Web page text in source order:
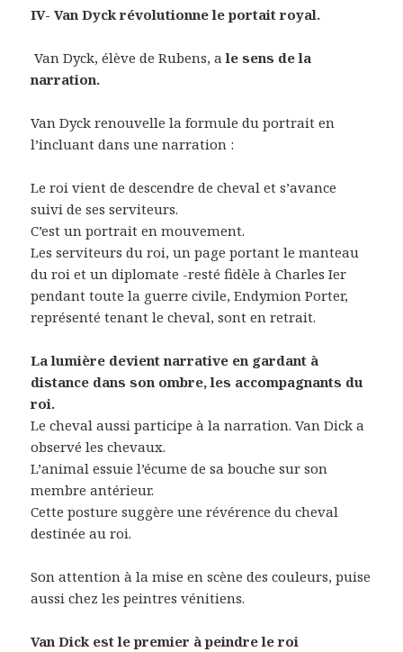
IV- Van Dyck révolutionne le portait royal.
Van Dyck, élève de Rubens, a le sens de la
narration.
Van Dyck renouvelle la formule du portrait en
l’incluant dans une narration :
Le roi vient de descendre de cheval et s’avance
suivi de ses serviteurs.
C’est un portrait en mouvement.
Les serviteurs du roi, un page portant le manteau
du roi et un diplomate -resté fidèle à Charles Ier
pendant toute la guerre civile, Endymion Porter,
représenté tenant le cheval, sont en retrait.
La lumière devient narrative en gardant à
distance dans son ombre, les accompagnants du
roi.
Le cheval aussi participe à la narration. Van Dick a
observé les chevaux.
L’animal essuie l’écume de sa bouche sur son
membre antérieur.
Cette posture suggère une révérence du cheval
destinée au roi.
Son attention à la mise en scène des couleurs, puise
aussi chez les peintres vénitiens.
Van Dick est le premier à peindre le roi